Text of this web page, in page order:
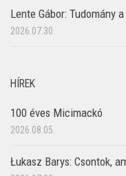
Lente Gábor: Tudomány
2026.07.30.
HÍREK
100 éves Micimackó
2026.08.05.
Łukasz Barys: Csontok,